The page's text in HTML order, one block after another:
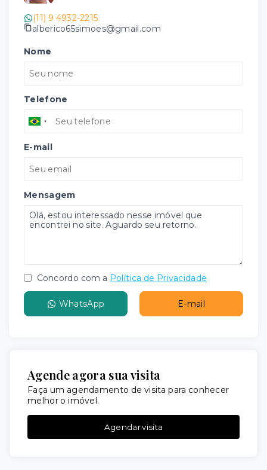
(11) 9 4932-2215
alberico65simoes@gmail.com
Nome
Telefone
E-mail
Mensagem
Concordo com a Política de Privacidade
WhatsApp E-mail
Agende agora sua visita
Faça um agendamento de visita para conhecer
melhor o imóvel.
Agendar visita